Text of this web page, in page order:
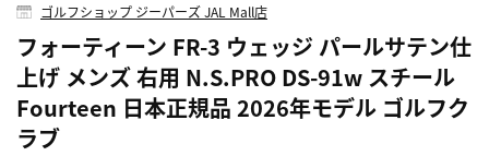
ゴルフショップ ジーパーズ JAL Mall店
フォーティーン FR-3 ウェッジ パールサテン仕
上げ メンズ 右用 N.S.PRO DS-91w スチール
Fourteen 日本正規品 2026年モデル ゴルフク
ラブ